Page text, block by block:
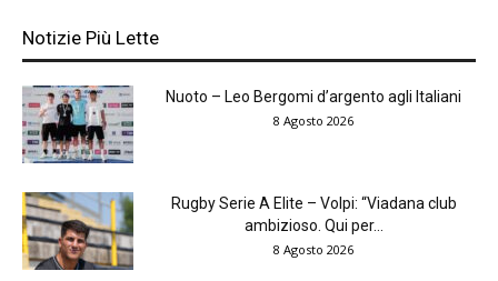
Notizie Più Lette
Nuoto – Leo Bergomi d’argento agli Italiani
8 Agosto 2026
Rugby Serie A Elite – Volpi: “Viadana club
ambizioso. Qui per...
8 Agosto 2026